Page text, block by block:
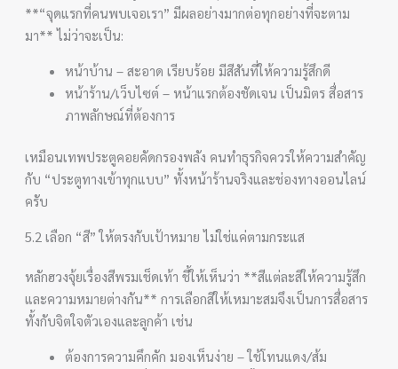
**“จุดแรกที่คนพบเจอเรา” มีผลอย่างมากต่อทุกอย่างที่จะตาม
มา** ไม่ว่าจะเป็น:
หน้าบ้าน – สะอาด เรียบร้อย มีสีสันที่ให้ความรู้สึกดี
หน้าร้าน/เว็บไซต์ – หน้าแรกต้องชัดเจน เป็นมิตร สื่อสาร
ภาพลักษณ์ที่ต้องการ
เหมือนเทพประตูคอยคัดกรองพลัง คนทำธุรกิจควรให้ความสำคัญ
กับ “ประตูทางเข้าทุกแบบ” ทั้งหน้าร้านจริงและช่องทางออนไลน์
ครับ
5.2 เลือก “สี” ให้ตรงกับเป้าหมาย ไม่ใช่แค่ตามกระแส
หลักฮวงจุ้ยเรื่องสีพรมเช็ดเท้า ชี้ให้เห็นว่า **สีแต่ละสีให้ความรู้สึก
และความหมายต่างกัน** การเลือกสีให้เหมาะสมจึงเป็นการสื่อสาร
ทั้งกับจิตใจตัวเองและลูกค้า เช่น
ต้องการความคึกคัก มองเห็นง่าย – ใช้โทนแดง/ส้ม